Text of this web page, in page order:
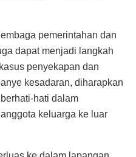
pemerintahan dan
dapat menjadi langkah
penyekapan dan
kesadaran, diharapkan
hati dalam
keluarga ke luar